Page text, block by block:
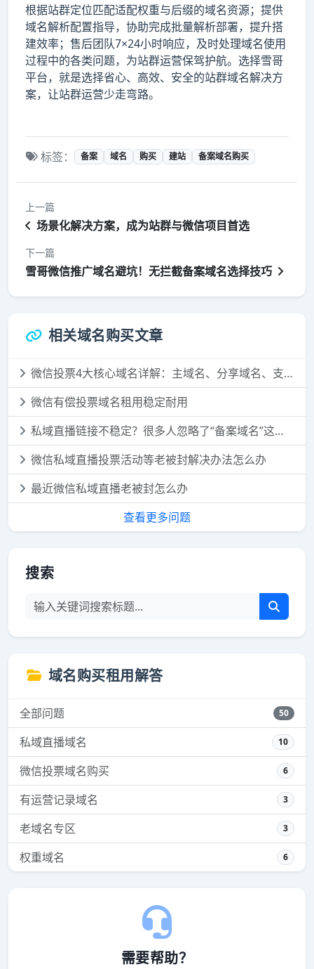
根据站群定位匹配适配权重与后缀的域名资源；提供
域名解析配置指导，协助完成批量解析部署，提升搭
建效率；售后团队7×24小时响应，及时处理域名使用
过程中的各类问题，为站群运营保驾护航。选择雪哥
平台，就是选择省心、高效、安全的站群域名解决方
案，让站群运营少走弯路。
标签： 备案 域名 购买 建站 备案域名购买
上一篇
场景化解决方案，成为站群与微信项目首选
下一篇
雪哥微信推广域名避坑！无拦截备案域名选择技巧
相关域名购买文章
微信投票4大核心域名详解：主域名、分享域名、支付域名、落地域名，一次讲透
微信有偿投票域名租用稳定耐用
私域直播链接不稳定？很多人忽略了“备案域名”这个细节
微信私域直播投票活动等老被封解决办法怎么办
最近微信私域直播老被封怎么办
查看更多问题
搜索
域名购买租用解答
全部问题 50
私域直播域名 10
微信投票域名购买 6
有运营记录域名 3
老域名专区 3
权重域名 6
需要帮助？